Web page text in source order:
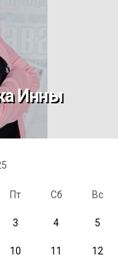
Инны
Пт Сб Вс
3 4 5
10 11 12